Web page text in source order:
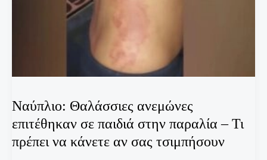
Ναύπλιο: Θαλάσσιες ανεμώνες
επιτέθηκαν σε παιδιά στην παραλία – Τι
πρέπει να κάνετε αν σας τσιμπήσουν